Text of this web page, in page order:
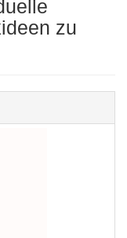
zu